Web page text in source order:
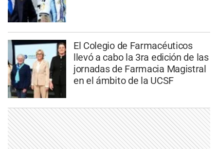
El Colegio de Farmacéuticos
llevó a cabo la 3ra edición de las
jornadas de Farmacia Magistral
en el ámbito de la UCSF